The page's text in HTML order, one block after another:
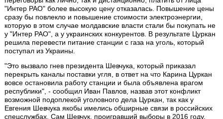
"Интер РАО" более высокую цену отказалась. Повышение цены
сразу бы повлекло и повышение стоимости электроэнергии,
которую в этом случае молдавские власти стали бы покупать не
у "Интер РАО", а у украинских конкурентов. В результате Цуркан
решила перевести питание станции с газа на уголь, который
поступал из Украины.
"Это вызвало гнев президента Шевчука, который приказал
перекрыть каналы поставки угля, в ответ на что Карина Цуркан
вовсе остановила работу станции и была объявлена врагом
республики", - сообщил Иван Павлов, назвав этот конфликт
возможной подоплекой уголовного дела Цуркан, так как у
Евгения Шевчука якобы имелись обширные связи в российских
спецслужбах. Сам Шевчук, проигравший выборы в 2016 году,